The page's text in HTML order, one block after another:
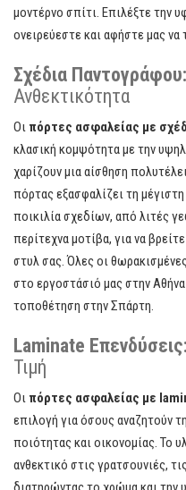
μοντέρνο σπίτι. Επιλέξτε την
ονειρεύεστε και αφήστε μας
Σχέδια Παντογράφου:
Ανθεκτικότητα
Οι πόρτες ασφαλείας με
κλασική κομψότητα με την
χαρίζουν μια αίσθηση
πόρτας εξασφαλίζει τη
ποικιλία σχεδίων, από λιτές
περίτεχνα μοτίβα, για να
στυλ σας. Όλες οι
στο εργοστάσιό μας στην
τοποθέτηση στην Σπάρτη.
Laminate Επενδύσεις:
Τιμή
Οι πόρτες ασφαλείας με
επιλογή για όσους αναζητούν
ποιότητας και οικονομίας. Το
ανθεκτικό στις γρατσουνιές,